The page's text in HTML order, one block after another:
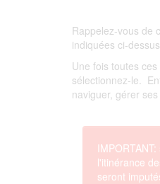
Rappelez-vous de
indiquées ci-
Une fois toutes
sélectionnez-le.
naviguer, gérer
l'itinérance
seront